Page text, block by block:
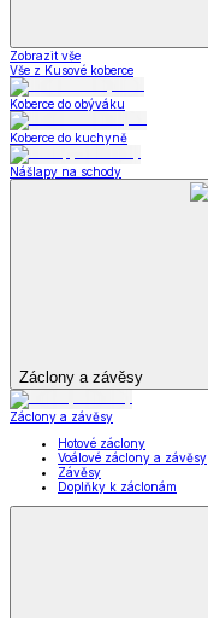
Zobrazit vše
Vše z Kusové koberce
Koberce do obýváku
Koberce do kuchyně
Nášlapy na schody
Záclony a závěsy
Záclony a závěsy
Hotové záclony
Voálové záclony a závěsy
Závěsy
Doplňky k záclonám